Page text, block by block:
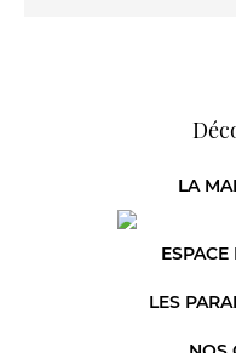
LA
LES